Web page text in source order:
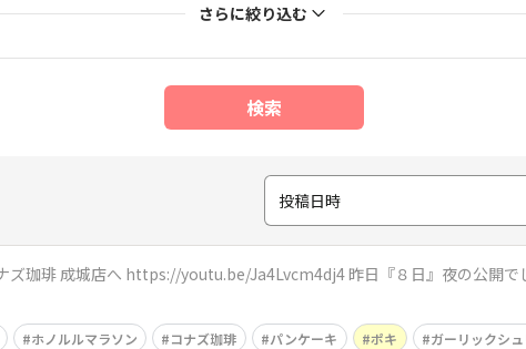
さらに絞り込む
検索
投稿日時
youtu.be/Ja4Lvcm4dj4 昨日『８日』夜の公開でした！ こちらでの告知が遅くなります
ホノルルマラソン コナズ珈琲 パンケーキ ポキ ガーリックシ